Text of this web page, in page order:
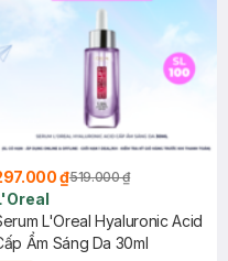
₫519.000 ₫
L'Oreal Hyaluronic Acid
Ẩm Sáng Da 30ml